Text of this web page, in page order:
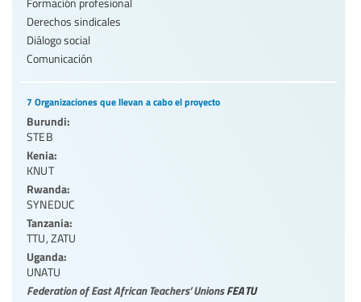
Derechos sindicales
Diálogo social
Comunicación
7 Organizaciones que llevan a cabo el proyecto
Burundi:
STEB
Kenia:
KNUT
Rwanda:
SYNEDUC
Tanzania:
TTU, ZATU
Uganda:
UNATU
Federation of East African Teachers’ UnionsFEATU